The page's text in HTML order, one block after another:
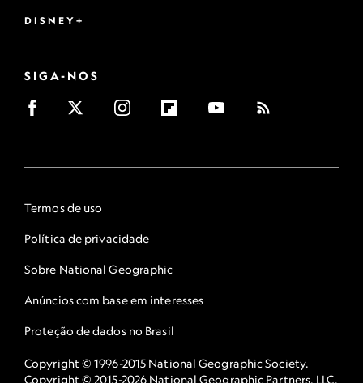
DISNEY+
SIGA-NOS
Termos de uso
Política de privacidade
Sobre National Geographic
Anúncios com base em interesses
Proteção de dados no Brasil
Copyright © 1996-2015 National Geographic Society.
Copyright © 2015-2026 National Geographic Partners, LLC.